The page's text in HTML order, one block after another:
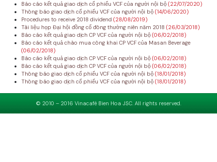
Báo cáo kết quả giao dịch cổ phiếu VCF của người nội bộ (22/07/2020)
Thông báo giao dịch cổ phiếu VCF của người nội bộ (14/06/2020)
Procedures to receive 2018 dividend (28/08/2019)
Tài liệu họp Đại hội đồng cổ đông thường niên năm 2018 (26/03/2018)
Báo cáo kết quả giao dịch CP VCF của người nội bộ (06/02/2018)
Báo cáo kết quả chào mua công khai CP VCF của Masan Beverage
(06/02/2018)
Báo cáo kết quả giao dịch CP VCF của người nội bộ (06/02/2018)
Báo cáo kết quả giao dịch CP VCF của người nội bộ (06/02/2018)
Thông báo giao dịch cổ phiếu VCF của người nội bộ (18/01/2018)
Thông báo giao dịch cổ phiếu VCF của người nội bộ (18/01/2018)
© 2010 – 2016 Vinacafé Bien Hoa JSC. All rights reserved.